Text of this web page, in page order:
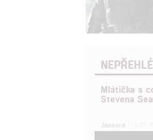
Mlátička s
Stevena